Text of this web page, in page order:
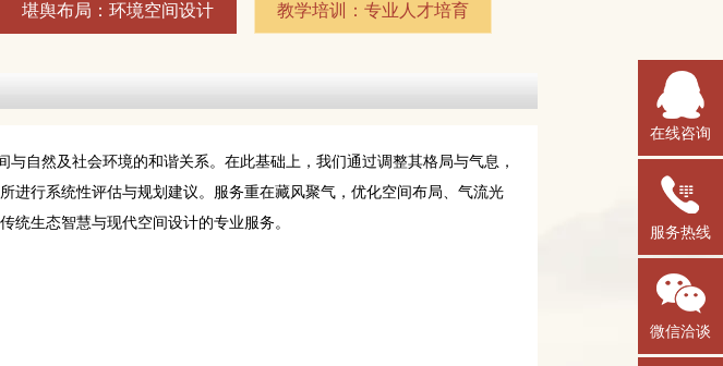
堪舆布局：环境空间设计​ 教学培训：专业人才培育​
然及社会环境的和谐关系。在此基础上，我们通过调整其格局与气息，
进行系统性评估与规划建议。服务重在藏风聚气，优化空间布局、气流光
统生态智慧与现代空间设计的专业服务。
在线咨询
服务热线
微信洽谈